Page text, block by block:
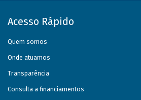
Acesso Rápido
Quem somos
Onde atuamos
Transparência
Consulta a financiamentos